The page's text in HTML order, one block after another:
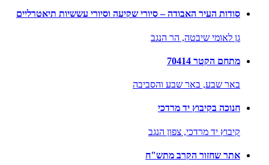
סודות העיר האבודה – סיורי שקיעה וסיורי עששיות תיאטרליים
גן לאומי שיבטה, הר הנגב
מתחם הקטר 70414
באר שבע, באר שבע והסביבה
חנוכה בקיבוץ יד מרדכי
קיבוץ יד מרדכי, צפון הנגב
אתר שחזור הקרב מתש"ח